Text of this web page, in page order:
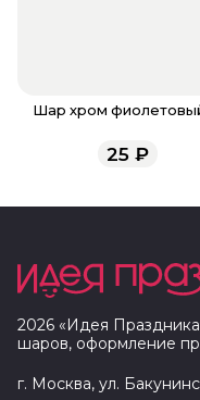
Шар хром
25₽
2026 «Идея Праздника
шаров, оформление
г. Москва, ул.